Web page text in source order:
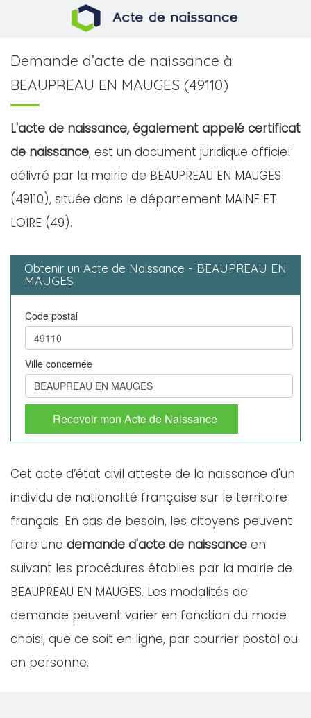
Demande d’acte de naissance à
BEAUPREAU EN MAUGES (49110)
L'acte de naissance, également appelé certificat
de naissance, est un document juridique officiel
délivré par la mairie de BEAUPREAU EN MAUGES
(49110), située dans le département MAINE ET
LOIRE (49).
Obtenir un Acte de Naissance - BEAUPREAU EN
MAUGES
Code postal
Ville concernée
Recevoir mon Acte de Naissance
Cet acte d’état civil atteste de la naissance d'un
individu de nationalité française sur le territoire
français. En cas de besoin, les citoyens peuvent
faire une demande d'acte de naissance en
suivant les procédures établies par la mairie de
BEAUPREAU EN MAUGES. Les modalités de
demande peuvent varier en fonction du mode
choisi, que ce soit en ligne, par courrier postal ou
en personne.